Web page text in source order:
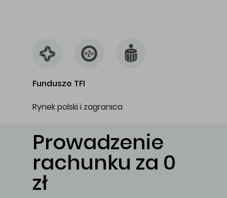
Fundusze TFI
Rynek polski i zagranica
Prowadzenie
rachunku za 0
zł